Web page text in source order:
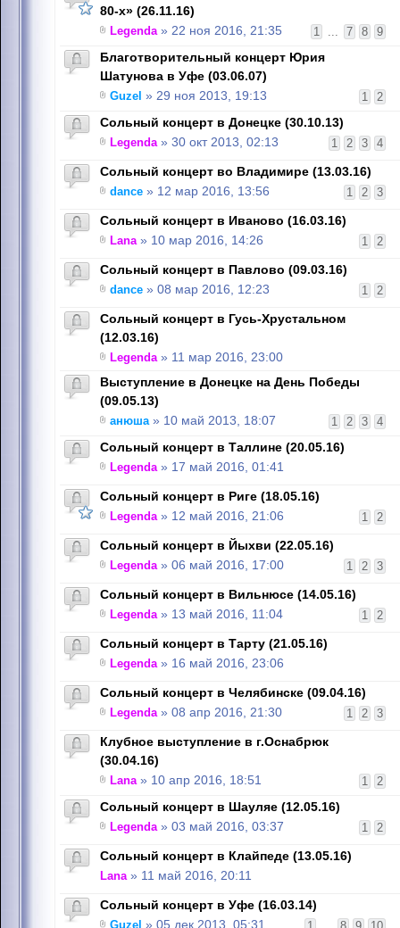
80-х» (26.11.16)
1 ... 7 8 9
Legenda» 22 ноя 2016, 21:35
Благотворительный концерт Юрия
Шатунова в Уфе (03.06.07)
1 2
Guzel » 29 ноя 2013, 19:13
Сольный концерт в Донецке (30.10.13)
1 2 3 4
Legenda» 30 окт 2013, 02:13
Сольный концерт во Владимире (13.03.16)
1 2 3
dance » 12 мар 2016, 13:56
Сольный концерт в Иваново (16.03.16)
1 2
Lana» 10 мар 2016, 14:26
Сольный концерт в Павлово (09.03.16)
1 2
dance » 08 мар 2016, 12:23
Сольный концерт в Гусь-Хрустальном
(12.03.16)
Legenda» 11 мар 2016, 23:00
Выступление в Донецке на День Победы
(09.05.13)
1 2 3 4
анюша» 10 май 2013, 18:07
Сольный концерт в Таллине (20.05.16)
Legenda» 17 май 2016, 01:41
Сольный концерт в Риге (18.05.16)
1 2
Legenda» 12 май 2016, 21:06
Сольный концерт в Йыхви (22.05.16)
1 2 3
Legenda» 06 май 2016, 17:00
Сольный концерт в Вильнюсе (14.05.16)
1 2
Legenda» 13 май 2016, 11:04
Сольный концерт в Тарту (21.05.16)
Legenda» 16 май 2016, 23:06
Сольный концерт в Челябинске (09.04.16)
1 2 3
Legenda» 08 апр 2016, 21:30
Клубное выступление в г.Оснабрюк
(30.04.16)
1 2
Lana» 10 апр 2016, 18:51
Сольный концерт в Шауляе (12.05.16)
1 2
Legenda» 03 май 2016, 03:37
Сольный концерт в Клайпеде (13.05.16)
Lana» 11 май 2016, 20:11
Сольный концерт в Уфе (16.03.14)
Guzel » 05 дек 2013, 05:31